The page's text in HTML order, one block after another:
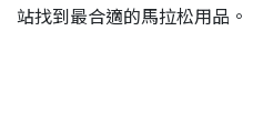
站找到最合適的馬拉松用品。